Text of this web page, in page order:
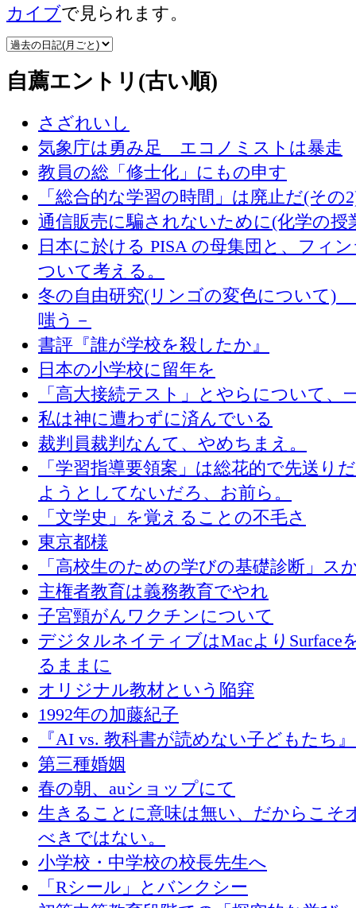
カイブで見られます。
自薦エントリ(古い順)
さざれいし
気象庁は勇み足 エコノミストは暴走
教員の総「修士化」にもの申す
「総合的な学習の時間」は廃止だ(その
通信販売に騙されないために(化学の授
日本に於ける PISA の母集団と、フィ
ついて考える。
冬の自由研究(リンゴの変色について)
嗤う－
書評『誰が学校を殺したか』
日本の小学校に留年を
「高大接続テスト」とやらについて、
私は神に遭わずに済んでいる
裁判員裁判なんて、やめちまえ。
「学習指導要領案」は総花的で先送り
ようとしてないだろ、お前ら。
「文学史」を覚えることの不毛さ
東京都様
「高校生のための学びの基礎診断」ス
主権者教育は義務教育でやれ
子宮頸がんワクチンについて
デジタルネイティブはMacよりSurface
るままに
オリジナル教材という陥穽
1992年の加藤紀子
『AI vs. 教科書が読めない子どもたち
第三種婚姻
春の朝、auショップにて
生きることに意味は無い、だからこそ
べきではない。
小学校・中学校の校長先生へ
「Rシール」とバンクシー